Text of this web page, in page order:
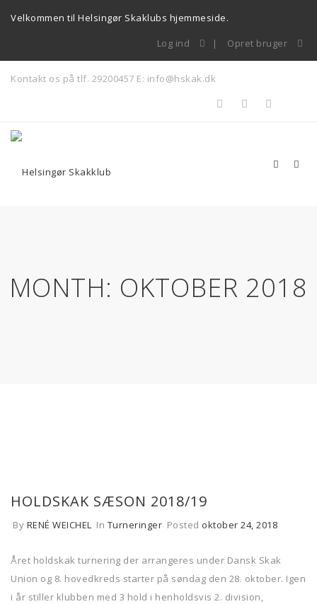
Velkommen til Helsingør Skaklubs hjemmeside.
Log ind
Opret bruger
Kontakt os på tlf. 29200457 E: info@hskak.dk
MONTH: OKTOBER 2018
HOLDSKAK SÆSON 2018/19
By RENÉ WEICHEL In Turneringer Posted oktober 24, 2018
Året holdskak turnering der arrangeres under Dansk Skak
Union og 8. hovedkreds starter på søndag den 28. oktober. Igen
i år stiller klubben med 3 hold i henholdsvis 2. division,